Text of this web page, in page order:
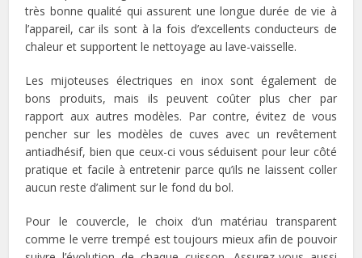
très bonne qualité qui assurent une longue durée de vie à
l’appareil, car ils sont à la fois d’excellents conducteurs de
chaleur et supportent le nettoyage au lave-vaisselle.
Les mijoteuses électriques en inox sont également de
bons produits, mais ils peuvent coûter plus cher par
rapport aux autres modèles. Par contre, évitez de vous
pencher sur les modèles de cuves avec un revêtement
antiadhésif, bien que ceux-ci vous séduisent pour leur côté
pratique et facile à entretenir parce qu’ils ne laissent coller
aucun reste d’aliment sur le fond du bol.
Pour le couvercle, le choix d’un matériau transparent
comme le verre trempé est toujours mieux afin de pouvoir